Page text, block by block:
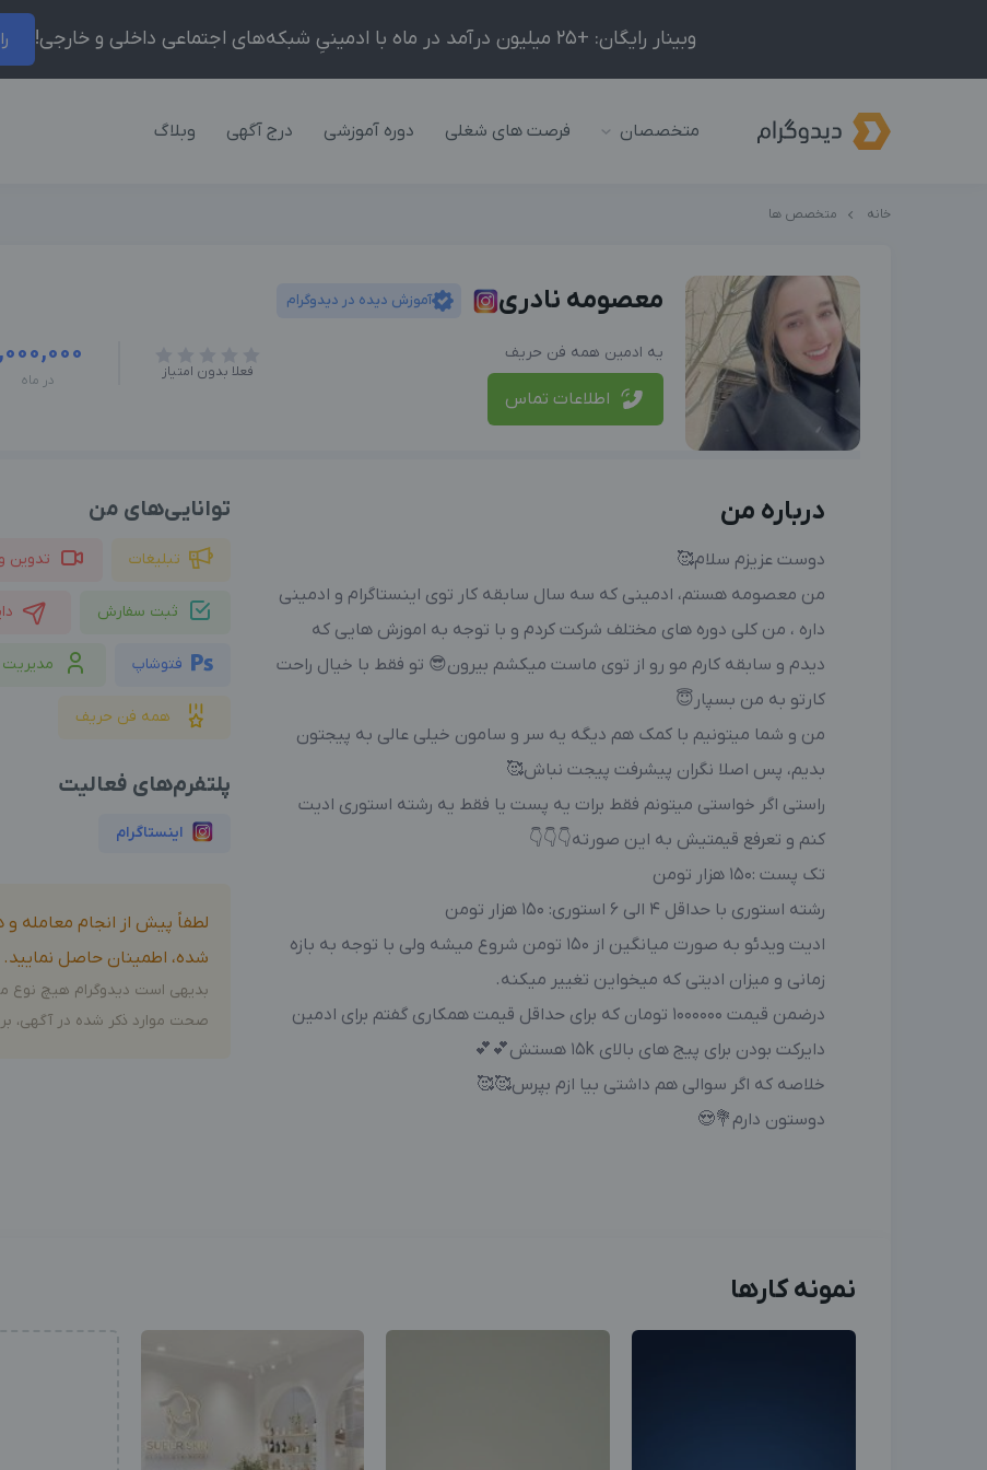
وبینار رایگان: +25 میلیون درآمد در ماه با ادمینیِ شبکه‌های اجتماعی داخلی و خارجی!
متخصصان فرصت های شغلی دوره آموزشی درج آگهی وبلاگ
خانه متخصص ها
معصومه نادری آموزش دیده در دیدوگرام
یه ادمین همه فن حریف
اطلاعات تماس
فعلا بدون امتیاز در ماه
درباره من
دوست عزیزم سلام🥰
من معصومه هستم، ادمینی که سه سال سابقه کار توی اینستاگرام و ادمینی
داره ، من کلی دوره های مختلف شرکت کردم و با توجه به اموزش هایی که
دیدم و سابقه کارم مو رو از توی ماست میکشم بیرون😎 تو فقط با خیال راحت
کارتو به من بسپار😇
من و شما میتونیم با کمک هم دیگه یه سر و سامون خیلی عالی به پیجتون
بدیم، پس اصلا نگران پیشرفت پیجت نباش🥰
راستی اگر خواستی میتونم فقط برات یه پست یا فقط یه رشته استوری ادیت
کنم و تعرفع قیمتیش به این صورته👇👇👇
تک پست :150 هزار تومن
رشته استوری با حداقل ۴ الی ۶ استوری: ۱۵۰ هزار تومن
ادیت ویدئو به صورت میانگین از ۱۵۰ تومن شروع میشه ولی با توجه به بازه
زمانی و میزان ادیتی که میخواین تغییر میکنه.
درضمن قیمت ۱۰۰۰۰۰۰ تومان که برای حداقل قیمت همکاری گفتم برای ادمین
دایرکت بودن برای پیج های بالای ۱۵k هستش💕💕
خلاصه که اگر سوالی هم داشتی بیا ازم بپرس🥰🥰
دوستون دارم💐😍
توانایی‌های من
تبلیغات تدوین
ثبت سفارش
فتوشاپ مدیریت
همه فن حریف
پلتفرم‌های فعالیت
اینستاگرام
لطفاً پیش از انجام معامله
شده، اطمینان حاصل نمایید.
بدیهی است دیدوگرام هیچ نوع
صحت موارد ذکر شده در آگهی،
نمونه کارها